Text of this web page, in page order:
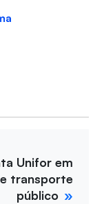
Unifor em
transporte
público